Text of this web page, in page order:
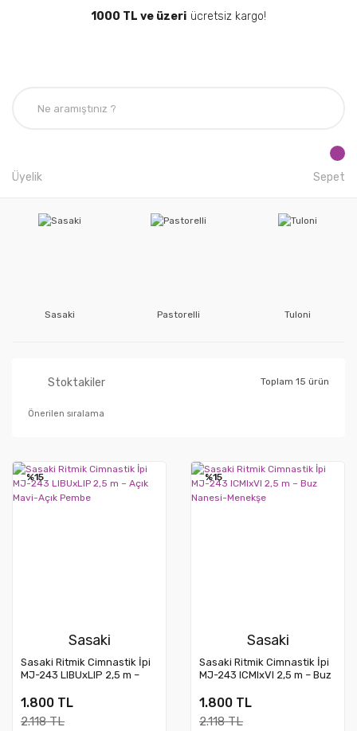
1000 TL ve üzeri ücretsiz kargo!
Üyelik Sepet
Sasaki Pastorelli Tuloni
Stoktakiler Toplam 15 ürün
%15
Sasaki
Sasaki Ritmik Cimnastik İpi
MJ-243 LIBUxLIP 2,5 m –
1.800 TL
2.118 TL
%15
Sasaki
Sasaki Ritmik Cimnastik İpi
MJ-243 ICMIxVI 2,5 m – Buz
1.800 TL
2.118 TL